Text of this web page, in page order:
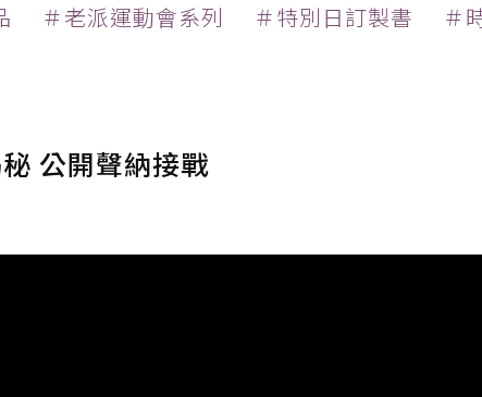
＃老派運動會系列 ＃特別日訂製書 ＃
公開聲納接戰